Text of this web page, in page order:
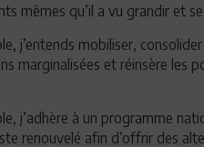
mêmes qu’il a vu grandir et
j’entends mobiliser,
marginalisées et réinsère les
j’adhère à un programme
renouvelé afin d’offrir des